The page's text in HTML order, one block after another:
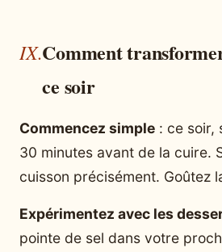
Comment
ce soir
Commencez simple : ce soir,
30 minutes avant de la cuire.
cuisson précisément. Goûtez
Expérimentez avec les
pointe de sel dans votre